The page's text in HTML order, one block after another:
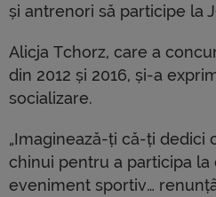
și antrenori să participe la
Alicja Tchorz, care a
din 2012 și 2016, și-a
socializare.
„Imaginează-ți că-ți dedici
chinui pentru a participa
eveniment sportiv…